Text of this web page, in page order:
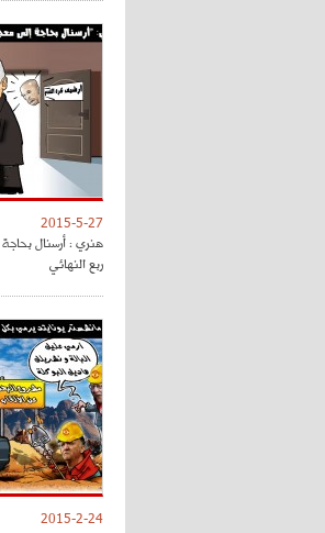
2015-5-27
هنري : أرسنال بحاجة
ربع النهائي
2015-2-24